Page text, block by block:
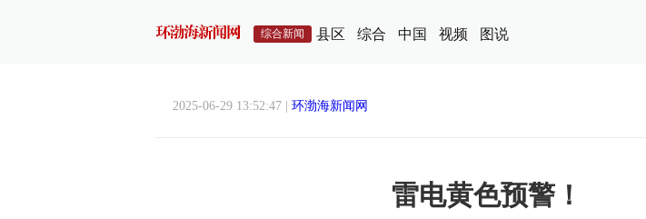
综合新闻 县区 综合 中国 视频 图说
2025-06-29 13:52:47 | 环渤海新闻网
雷电黄色预警！